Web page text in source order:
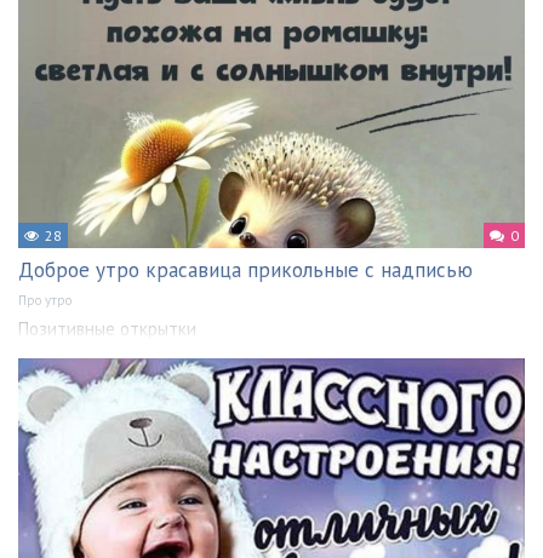
28 0
Доброе утро красавица прикольные с надписью
Про утро
Позитивные открытки